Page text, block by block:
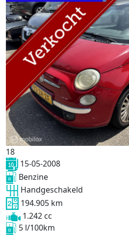
18
15-05-2008
Benzine
Handgeschakeld
194.905 km
1.242 cc
5 l/100km